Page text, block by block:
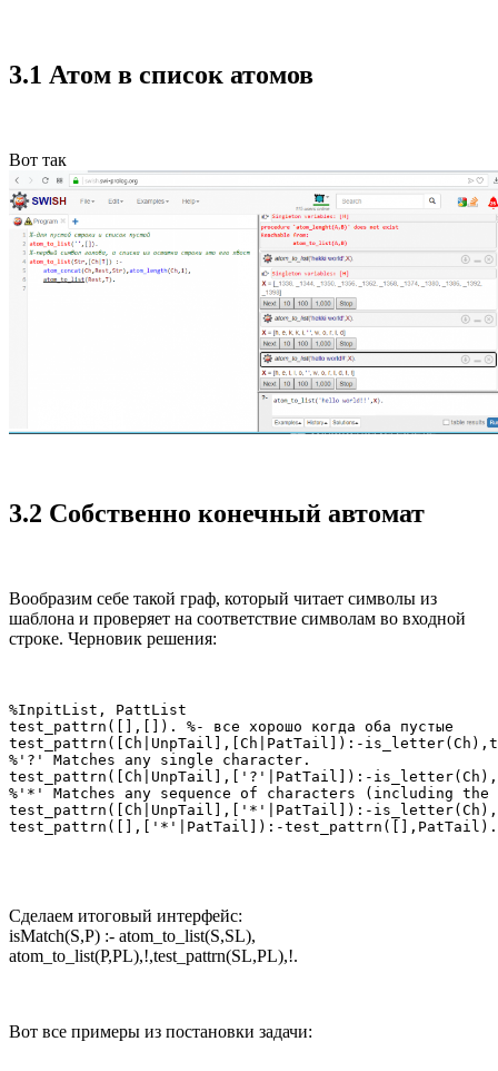
3.1 Атом в список атомов
Вот так
3.2 Собственно конечный автомат
Вообразим себе такой граф, который читает символы из
шаблона и проверяет на соответствие символам во входной
строке. Черновик решения:
%InpitList, PattList
test_pattrn([],[]). %- все хорошо когда оба пустые
test_pattrn([Ch|UnpTail],[Ch|PatTail]):-
%'?' Matches any single character.
test_pattrn([Ch|UnpTail],['?'|PatTail]):-
%'*' Matches any sequence of characters (including the
test_pattrn([Ch|UnpTail],['*'|PatTail]):-
Сделаем итоговый интерфейс:
isMatch(S,P) :- atom_to_list(S,SL),
atom_to_list(P,PL),!,test_pattrn(SL,PL),!.
Вот все примеры из постановки задачи: